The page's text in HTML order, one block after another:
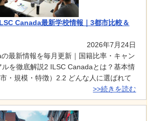
Canada最新学校情報｜3都市比較＆
2026年7月24日
最新情報を毎月更新｜国籍比率・キャン
を徹底解説2 ILSC Canadaとは？基本情
・規模・特徴）2.2 どんな人に選ばれて
>>続きを読む